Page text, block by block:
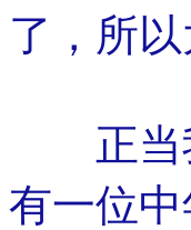
了，所
正当我
有一位